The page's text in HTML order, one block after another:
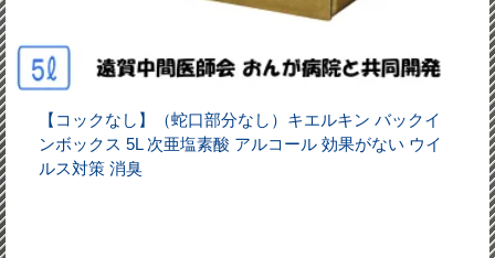
【コックなし】（蛇口部分なし）キエルキン バックイ
ンボックス 5L 次亜塩素酸 アルコール 効果がない ウイ
ルス対策 消臭